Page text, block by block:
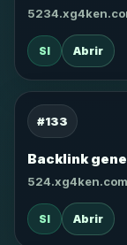
SI Abrir
#133
Backlink
524.xg4ken.com
SI Abrir